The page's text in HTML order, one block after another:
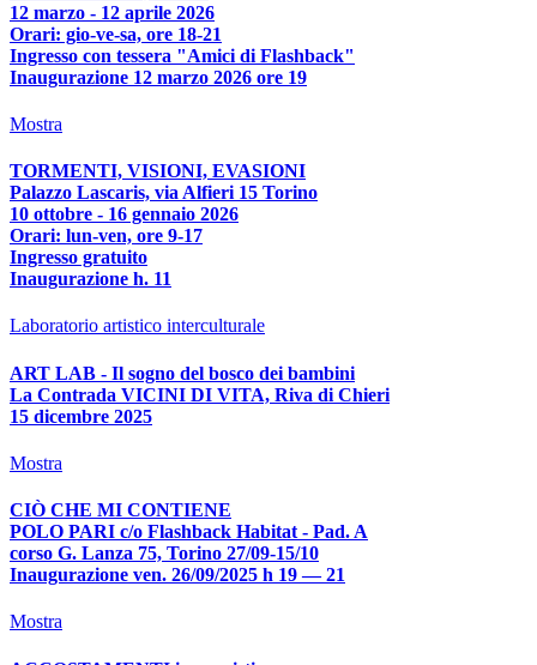
12 marzo - 12 aprile 2026
Orari: gio-ve-sa, ore 18-21
Ingresso con tessera "Amici di Flashback"
Inaugurazione 12 marzo 2026 ore 19
Mostra
TORMENTI, VISIONI, EVASIONI
Palazzo Lascaris, via Alfieri 15 Torino
10 ottobre - 16 gennaio 2026
Orari: lun-ven, ore 9-17
Ingresso gratuito
Inaugurazione h. 11
Laboratorio artistico interculturale
ART LAB - Il sogno del bosco dei bambini
La Contrada VICINI DI VITA, Riva di Chieri
15 dicembre 2025
Mostra
CIÒ CHE MI CONTIENE
POLO PARI c/o Flashback Habitat - Pad. A
corso G. Lanza 75, Torino 27/09-15/10
Inaugurazione ven. 26/09/2025 h 19 — 21
Mostra